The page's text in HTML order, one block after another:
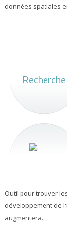
données spatiales
Recherche
Outil pour trouver
développement de
augmentera.